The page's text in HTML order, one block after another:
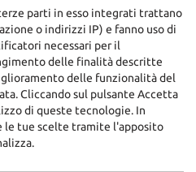
parti in esso integrati trattano
o indirizzi IP) e fanno uso di
necessari per il
delle finalità descritte
delle funzionalità del
Cliccando sul pulsante Accetta
di queste tecnologie. In
le tue scelte tramite l'apposito